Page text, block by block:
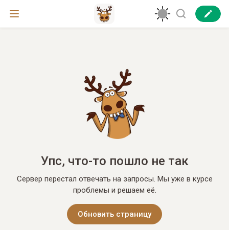
Упс, что-то пошло не так
Сервер перестал отвечать на запросы. Мы уже в курсе
проблемы и решаем её.
Обновить страницу